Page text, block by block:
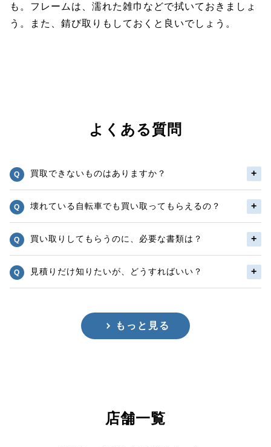
も。フレームは、濡れた雑巾などで拭いておきましょ
う。また、錆び取りもしておくと良いでしょう。
よくある質問
買取できないものはありますか？
壊れている自転車でも買い取ってもらえるの？
買い取りしてもらうのに、必要な書類は？
見積りだけ知りたいが、どうすればいい？
もっと見る
店舗一覧